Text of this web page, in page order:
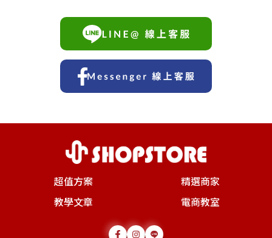
超值方案
精選商家
教學文章
電商教室